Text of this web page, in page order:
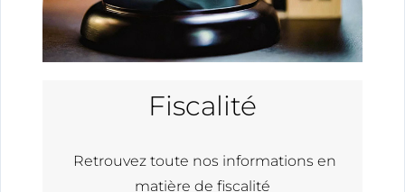
Fiscalité
Retrouvez toute nos informations en
matière de fiscalité